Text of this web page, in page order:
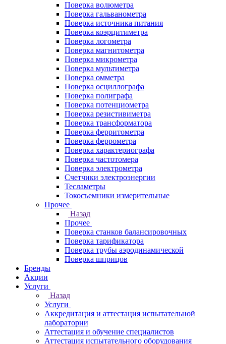
Поверка волюметра
Поверка гальванометра
Поверка источника питания
Поверка коэрцитиметра
Поверка логометра
Поверка магнитометра
Поверка микрометра
Поверка мультиметра
Поверка омметра
Поверка осциллографа
Поверка полиграфа
Поверка потенциометра
Поверка резистивиметра
Поверка трансформатора
Поверка ферритометра
Поверка феррометра
Поверка характериографа
Поверка частотомера
Поверка электрометра
Счетчики электроэнергии
Тесламетры
Токосъемники измерительные
Прочее
Назад
Прочее
Поверка станков балансировочных
Поверка тарификатора
Поверка трубы аэродинамической
Поверка шприцов
Бренды
Акции
Услуги
Назад
Услуги
Аккредитация и аттестация испытательной
лаборатории
Аттестация и обучение специалистов
Аттестация испытательного оборудования